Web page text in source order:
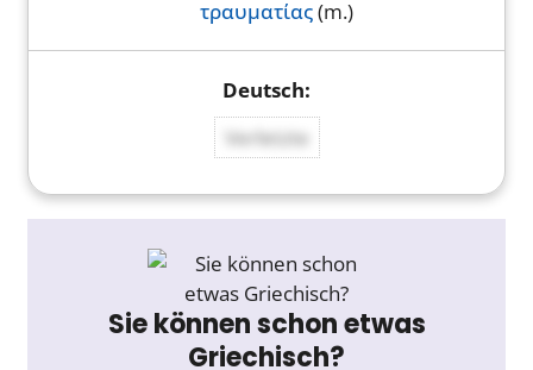
τραυματίας(m.)
Verletzte
Sie können schon etwas
Griechisch?